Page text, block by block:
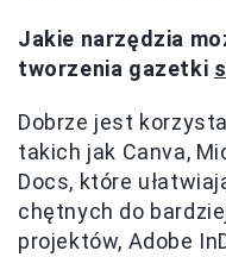
Jakie narzędzia
tworzenia gazetki
Dobrze jest
takich jak Canva,
Docs, które
chętnych do
projektów, Adobe